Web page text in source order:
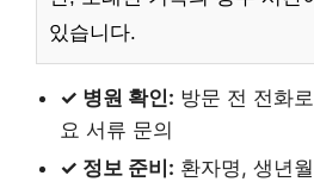
있습니다.
✓ 병원 확인: 방문 전 전화
요 서류 문의
✓ 정보 준비: 환자명, 생년